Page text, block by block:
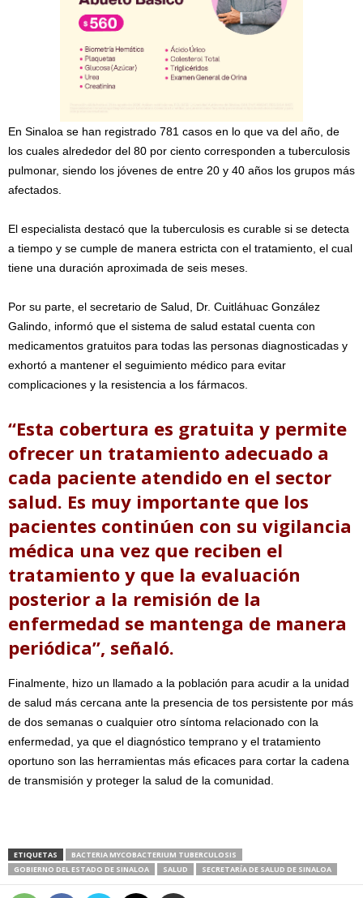
En Sinaloa se han registrado 781 casos en lo que va del año, de
los cuales alrededor del 80 por ciento corresponden a tuberculosis
pulmonar, siendo los jóvenes de entre 20 y 40 años los grupos más
afectados.
El especialista destacó que la tuberculosis es curable si se detecta
a tiempo y se cumple de manera estricta con el tratamiento, el cual
tiene una duración aproximada de seis meses.
Por su parte, el secretario de Salud, Dr. Cuitláhuac González
Galindo, informó que el sistema de salud estatal cuenta con
medicamentos gratuitos para todas las personas diagnosticadas y
exhortó a mantener el seguimiento médico para evitar
complicaciones y la resistencia a los fármacos.
“Esta cobertura es gratuita y permite
ofrecer un tratamiento adecuado a
cada paciente atendido en el sector
salud. Es muy importante que los
pacientes continúen con su vigilancia
médica una vez que reciben el
tratamiento y que la evaluación
posterior a la remisión de la
enfermedad se mantenga de manera
periódica”, señaló.
Finalmente, hizo un llamado a la población para acudir a la unidad
de salud más cercana ante la presencia de tos persistente por más
de dos semanas o cualquier otro síntoma relacionado con la
enfermedad, ya que el diagnóstico temprano y el tratamiento
oportuno son las herramientas más eficaces para cortar la cadena
de transmisión y proteger la salud de la comunidad.
ETIQUETAS
BACTERIA MYCOBACTERIUM TUBERCULOSIS
GOBIERNO DEL ESTADO DE SINALOA
SALUD SECRETARÍA DE SALUD DE SINALOA